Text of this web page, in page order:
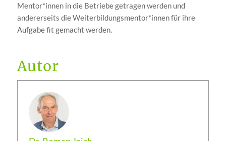
Mentor*innen in die Betriebe getragen werden und
andererseits die Weiterbildungsmentor*innen für ihre
Aufgabe fit gemacht werden.
Autor